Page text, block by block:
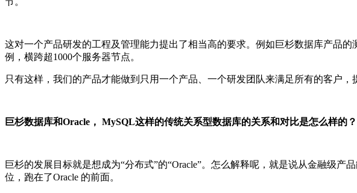
这对一个产品研发的工程及管理能力提出了相当高的要求。例如巨杉数据库产品
例，横跨超1000个服务器节点。
只有这样，我们的产品才能做到只用一个产品、一个研发团队来满足所有的客户，
巨杉数据库和Oracle， MySQL这样的传统关系型数据库的关系和对比是怎么样的
巨杉的发展目标就是想成为“分布式”的“Oracle”。怎么解释呢，就是说从金融级
位，跑在了Oracle 的前面。